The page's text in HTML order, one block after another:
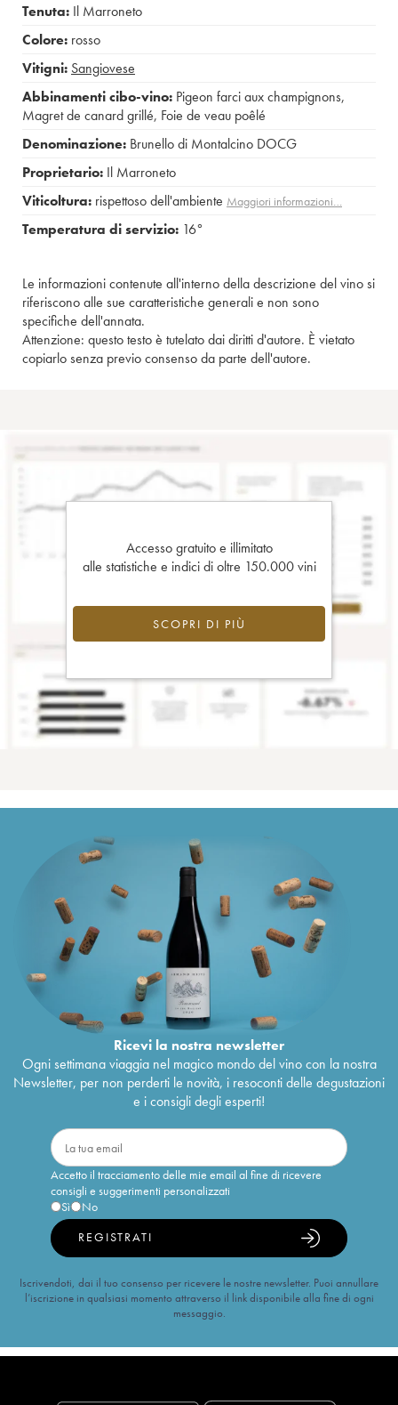
Tenuta: Il Marroneto
Colore: rosso
Vitigni: Sangiovese
Abbinamenti cibo-vino: Pigeon farci aux champignons,
Magret de canard grillé, Foie de veau poêlé
Denominazione: Brunello di Montalcino DOCG
Proprietario: Il Marroneto
Viticoltura: rispettoso dell'ambiente Maggiori informazioni…
Temperatura di servizio: 16°
Le informazioni contenute all'interno della descrizione del vino si
riferiscono alle sue caratteristiche generali e non sono
specifiche dell'annata.
Attenzione: questo testo è tutelato dai diritti d'autore. È vietato
copiarlo senza previo consenso da parte dell'autore.
Accesso gratuito e illimitato
alle statistiche e indici di oltre 150.000 vini
SCOPRI DI PIÙ
Ricevi la nostra newsletter
Ogni settimana viaggia nel magico mondo del vino con la nostra
Newsletter, per non perderti le novità, i resoconti delle degustazioni
e i consigli degli esperti!
Accetto il tracciamento delle mie email al fine di ricevere
consigli e suggerimenti personalizzati
Sì
No
REGISTRATI
Iscrivendoti, dai il tuo consenso per ricevere le nostre newsletter. Puoi annullare
l’iscrizione in qualsiasi momento attraverso il link disponibile alla fine di ogni
messaggio.